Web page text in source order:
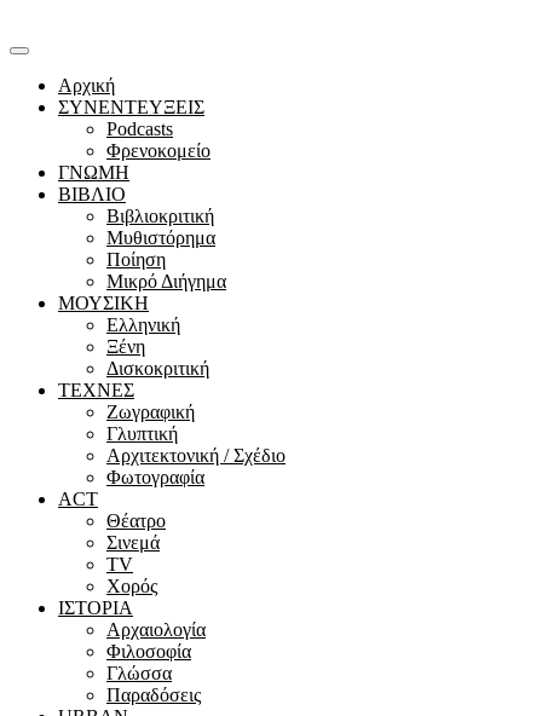
Αρχική
ΣΥΝΕΝΤΕΥΞΕΙΣ
Podcasts
Φρενοκομείο
ΓΝΩΜΗ
ΒΙΒΛΙΟ
Βιβλιοκριτική
Μυθιστόρημα
Ποίηση
Μικρό Διήγημα
ΜΟΥΣΙΚΗ
Ελληνική
Ξένη
Δισκοκριτική
ΤΕΧΝΕΣ
Ζωγραφική
Γλυπτική
Αρχιτεκτονική / Σχέδιο
Φωτογραφία
ACT
Θέατρο
Σινεμά
ΤV
Χορός
ΙΣΤΟΡΙΑ
Αρχαιολογία
Φιλοσοφία
Γλώσσα
Παραδόσεις